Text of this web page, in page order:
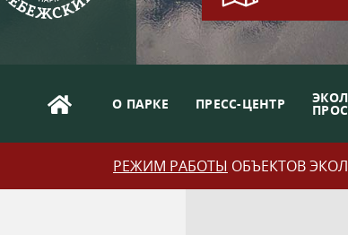
О ПАРКЕ ПРЕСС-ЦЕНТР
РЕЖИМ РАБОТЫ ОБЪЕКТОВ